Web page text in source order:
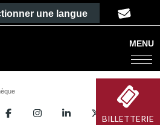
BILLETTERIE
MENU
Partager sur Facebook
Partager sur Instagram
Partager sur LinkedIn
une langue